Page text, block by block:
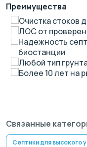
Преимущества
Очистка стоков
ЛОС от
Надежность
биостанции
Любой тип
Более 10 лет на
Связанные
Септики для высокого